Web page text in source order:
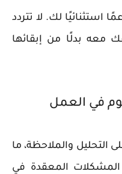
استثنائيًا لك. لا تتردد
بدلًا من إبقائها
في العمل
التحليل والملاحظة، ما
المعقدة في